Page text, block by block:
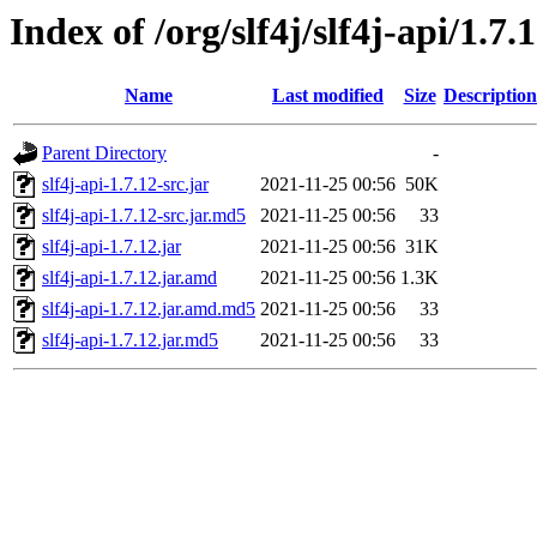
Index of /org/slf4j/slf4j-api/
Name Last modified Size Description
Parent Directory
-
slf4j-api-1.7.12-src.jar
2021-11-25 00:56 50K
slf4j-api-1.7.12-src.jar.md5
2021-11-25 00:56
33
slf4j-api-1.7.12.jar
2021-11-25 00:56 31K
slf4j-api-1.7.12.jar.amd
2021-11-25 00:56 1.3K
slf4j-api-1.7.12.jar.amd.md5 2021-11-25 00:56
33
slf4j-api-1.7.12.jar.md5
2021-11-25 00:56 33